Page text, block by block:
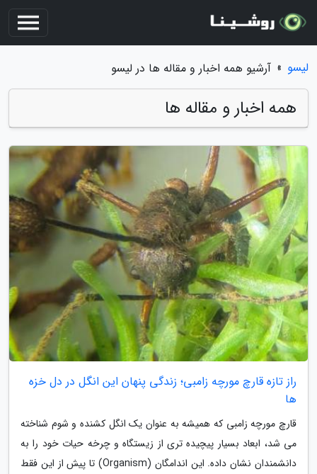
لیسو » آرشیو همه اخبار و مقاله ها در لیسو
همه اخبار و مقاله ها
راز تازه قارچ مورچه زامبی؛ زندگی پنهان این انگل در دل خزه
ها
قارچ مورچه زامبی که همیشه به عنوان یک انگل کشنده و شوم شناخته
می شد، ابعاد بسیار پیچیده تری از زیستگاه و چرخه حیات خود را به
دانشمندان نشان داده. این اندامگان (Organism) تا پیش از این فقط